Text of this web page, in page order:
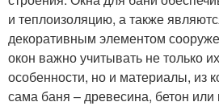
и теплоизоляцию, а также
декоративным элементом
окон важно учитывать не только
особенности, но и материалы, из
сама баня – древесина, бетон или